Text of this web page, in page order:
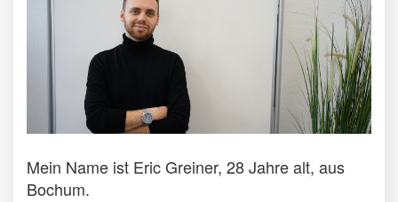
Mein Name ist Eric Greiner, 28 Jahre alt, aus
Bochum.